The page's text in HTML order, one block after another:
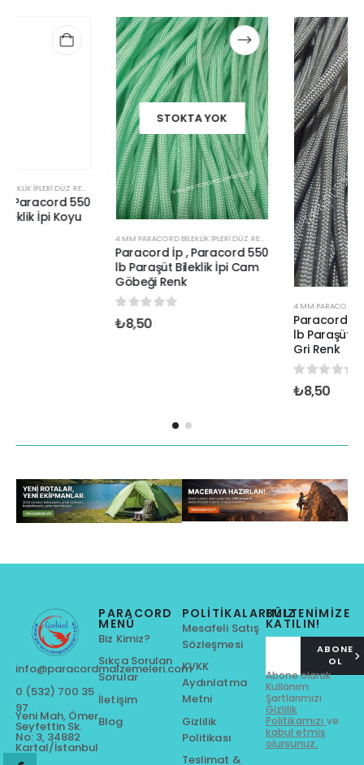
STOKTA YOK
4 MM PARACORD BILEKLIK İPLERI DÜZ RENKLER
Paracord İp , Paracord 550
lb Paraşüt Bileklik İpi Cam
4 MM PARACORD BILEKLIK İPLERI DÜZ RENKLER
Paracord İp , Paracord 550
lb Paraşüt Bileklik İpi Koyu
info@paracordmalzemeleri.com
0 (532) 700 35
97
Yeni Mah, Ömer
Seyfettin Sk.
No: 3, 34882
Kartal/İstanbul
BÜLTENİMİZE
KATILIN!
ABONE
OL
Abone olarak
Kullanım
Şartlarımızı
Gizlilik
Politikamızı ve
kabul etmiş
olursunuz.
PARACORD
MENÜ
Biz Kimiz?
Sıkça Sorulan
Sorular
İletişim
Blog
POLITIKALARIMIZ
Mesafeli Satış
Sözleşmesi
KVKK
Aydınlatma
Metni
Gizlilik
Politikası
Teslimat &